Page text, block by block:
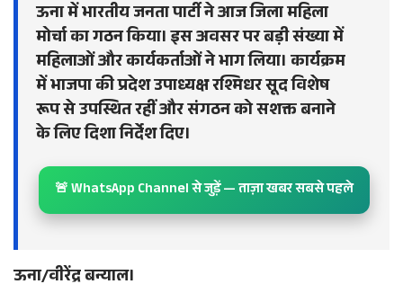
ऊना में भारतीय जनता पार्टी ने आज जिला महिला
मोर्चा का गठन किया। इस अवसर पर बड़ी संख्या में
महिलाओं और कार्यकर्ताओं ने भाग लिया। कार्यक्रम
में भाजपा की प्रदेश उपाध्यक्ष रश्मिधर सूद विशेष
रूप से उपस्थित रहीं और संगठन को सशक्त बनाने
के लिए दिशा निर्देश दिए।
🚨 WhatsApp Channel से जुड़ें — ताज़ा खबर सबसे पहले
ऊना/वीरेंद्र बन्याल।